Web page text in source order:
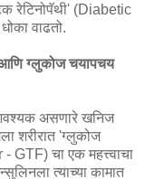
रेटिनोपॅथी' (Diabetic
वाढतो.
ग्लुकोज चयापचय
आवश्यक असणारे खनिज
शरीरात 'ग्लुकोज
चा एक महत्त्वाचा
त्याच्या कामात